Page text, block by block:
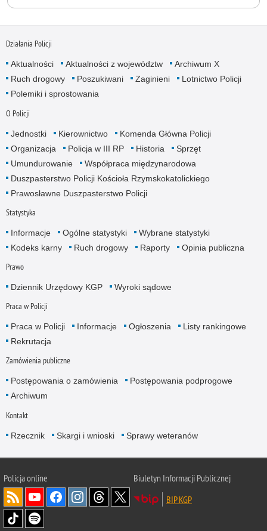
Działania Policji
Aktualności Aktualności z województw
Archiwum X
Ruch drogowy
Poszukiwani Zaginieni
Lotnictwo Policji
Polemiki i sprostowania
O Policji
Jednostki Kierownictwo
Komenda Główna Policji
Organizacja
Policja w III RP Historia
Sprzęt
Umundurowanie
Współpraca międzynarodowa
Duszpasterstwo Policji Kościoła Rzymskokatolickiego
Prawosławne Duszpasterstwo Policji
Statystyka
Informacje Ogólne statystyki
Wybrane statystyki
Kodeks karny
Ruch drogowy Raporty Opinia publiczna
Prawo
Dziennik Urzędowy KGP Wyroki sądowe
Praca w Policji
Praca w Policji Informacje Ogłoszenia
Listy rankingowe
Rekrutacja
Zamówienia publiczne
Postępowania o zamówienia
Postępowania podprogowe
Archiwum
Kontakt
Rzecznik Skargi i wnioski Sprawy weteranów
Policjaonline
Biuletyn Informacji Publicznej
BIP KGP